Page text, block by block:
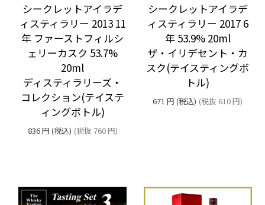
シークレットアイラデ
ィスティラリー 2013 11
年 ファーストフィルシ
ェリーカスク 53.7%
20ml
ディスティラリーズ・
コレクション(テイステ
ィングボトル)
836円 (税込) (税抜 760円)
シークレットアイラデ
ィスティラリー 2017 6
年 53.9% 20ml
ザ・イリデセント・カ
スク(テイスティングボ
トル)
671 円 (税込) (税抜 610円)